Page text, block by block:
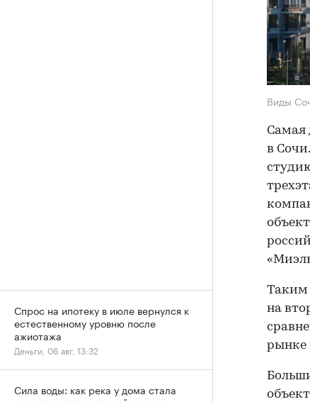
Виды
Самая
в
Таким
на
рынке
Спрос на ипотеку в июле вернулся к
естественному уровню после
ажиотажа
Деньги, 06 авг, 13:32
Сила воды: как река у дома стала